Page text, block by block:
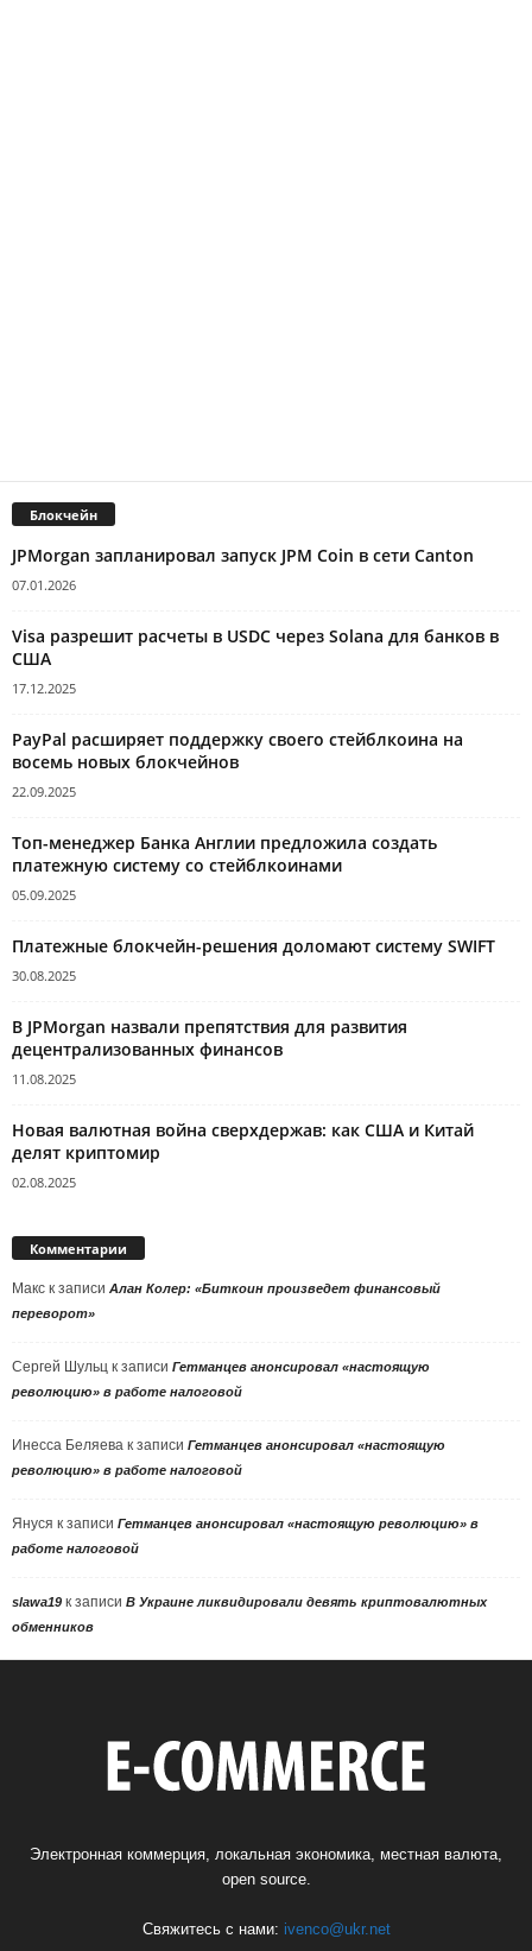
Блокчейн
JPMorgan запланировал запуск JPM Coin в сети Canton
07.01.2026
Visa разрешит расчеты в USDC через Solana для банков в
США
17.12.2025
PayPal расширяет поддержку своего стейблкоина на
восемь новых блокчейнов
22.09.2025
Топ-менеджер Банка Англии предложила создать
платежную систему со стейблкоинами
05.09.2025
Платежные блокчейн-решения доломают систему SWIFT
30.08.2025
В JPMorgan назвали препятствия для развития
децентрализованных финансов
11.08.2025
Новая валютная война сверхдержав: как США и Китай
делят криптомир
02.08.2025
Комментарии
Макс к записи Алан Колер: «Биткоин произведет финансовый
переворот»
Сергей Шульц к записи Гетманцев анонсировал «настоящую
революцию» в работе налоговой
Инесса Беляева к записи Гетманцев анонсировал «настоящую
революцию» в работе налоговой
Януся к записи Гетманцев анонсировал «настоящую революцию» в
работе налоговой
slawa19 к записи В Украине ликвидировали девять криптовалютных
обменников
Электронная коммерция, локальная экономика, местная валюта,
open source.
Свяжитесь с нами: ivenco@ukr.net